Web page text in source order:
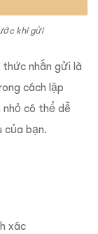
khi gửi
nhấn gửi là
cách lập
nhỏ có thể dễ
của bạn.
xác